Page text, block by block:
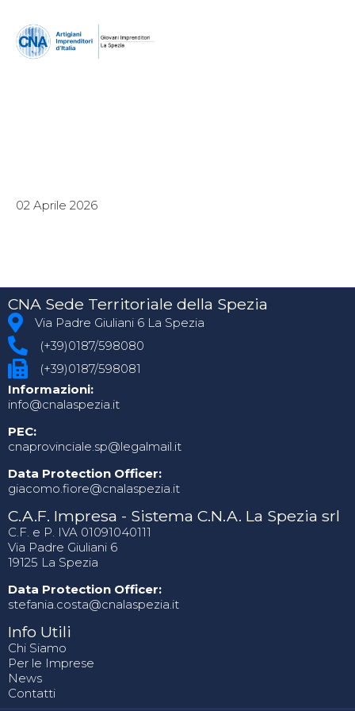
02 Aprile 2026
CNA Sede Territoriale della Spezia
Via Padre Giuliani 6 La Spezia
(+39)0187/598080
(+39)0187/598081
Informazioni:
info@cnalaspezia.it
PEC:
cnaprovinciale.sp@legalmail.it
Data Protection Officer:
giacomo.fiore@cnalaspezia.it
C.A.F. Impresa - Sistema C.N.A. La Spezia srl
C.F. e P. IVA 01091040111
Via Padre Giuliani 6
19125 La Spezia
Data Protection Officer:
stefania.costa@cnalaspezia.it
Info Utili
Chi Siamo
Per le Imprese
News
Contatti